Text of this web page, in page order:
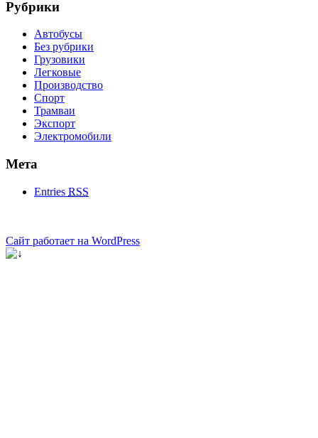
Рубрики
Автобусы
Без рубрики
Грузовики
Легковые
Производство
Спорт
Трамваи
Экспорт
Электромобили
Мета
Entries RSS
Сайт работает на WordPress